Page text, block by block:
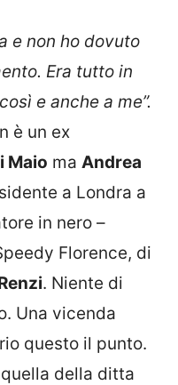
e non ho dovuto
Era tutto in
e anche a me”.
è un ex
Maio ma Andrea
a Londra a
in nero –
Florence, di
. Niente di
Una vicenda
questo il punto.
della ditta